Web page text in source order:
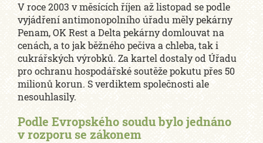
V roce 2003 v měsících říjen až listopad se podle
vyjádření antimonopolního úřadu měly pekárny
Penam, OK Rest a Delta pekárny domlouvat na
cenách, a to jak běžného pečiva a chleba, tak i
cukrářských výrobků. Za kartel dostaly od Úřadu
pro ochranu hospodářské soutěže pokutu přes 50
milionů korun. S verdiktem společnosti ale
nesouhlasily.
Podle Evropského soudu bylo jednáno
v rozporu se zákonem